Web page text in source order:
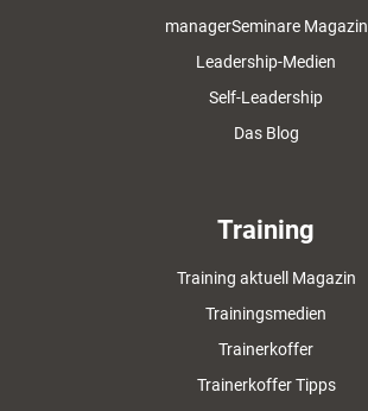
managerSeminare Magazin
Leadership-Medien
Self-Leadership
Das Blog
Training
Training aktuell Magazin
Trainingsmedien
Trainerkoffer
Trainerkoffer Tipps